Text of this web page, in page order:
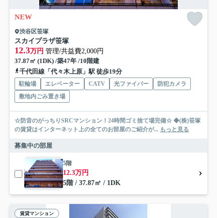
NEW
渋谷区笹塚
スカイプラザ笹塚
12.3万円 管理/共益費2,000円
37.87㎡ (1DK) /築47年 /10階建
千代田線「代々木上原」駅 徒歩19分
駐輪場 エレベーター CATV 光ファイバー
防犯カメラ
敷地内ごみ置き場
☆防音のがっちりSRCマンション！24時間ゴミ捨て場完備☆ ◆(株)笹塚
の賃貸はインターネット上の全てのお部屋のご紹介が... もっと見る
募集中の部屋
5階
12.3万円
5階 / 37.87㎡ / 1DK
賃貸マンション